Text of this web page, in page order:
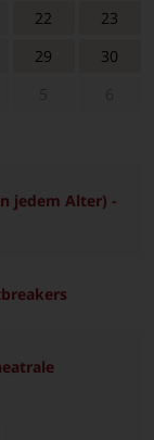
22
23
29
30
jedem Alter) -